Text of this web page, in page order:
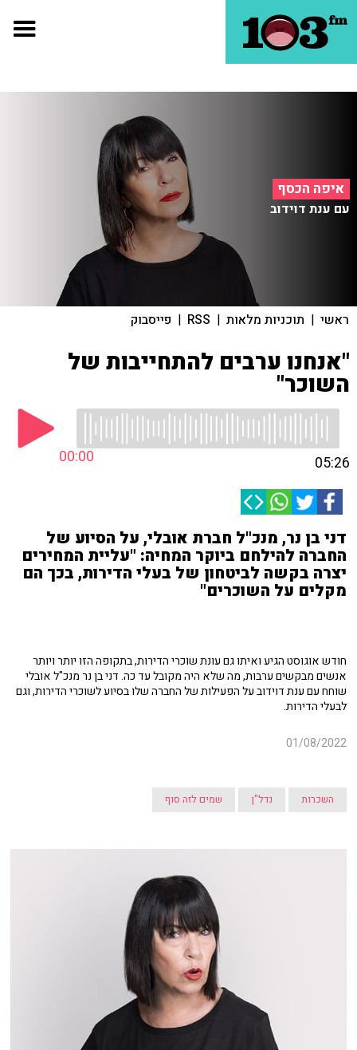
איפה הכסף
עם ענת דוידוב
ראשי | תוכניות מלאות |
RSS
| פייסבוק
"אנחנו ערבים להתחייבות של
השוכר"
00:00 05:26
דני בן נר, מנכ"ל חברת אובלי, על הסיוע של
החברה להילחם ביוקר המחיה: "עליית המחירים
יצרה בקשה לביטחון של בעלי הדירות, בכך הם
מקלים על השוכרים"
חודש אוגוסט הגיע ואיתו גם עונת שוכרי הדירות, בתקופה הזו יותר ויותר
אנשים מבקשים ערבות, מה שלא היה מקובל עד כה. דני בן נר מנכ"ל אובלי
שוחח עם ענת דוידוב על הפעילות של החברה שלו בסיוע לשוכרי הדירות, וגם
לבעלי הדירות.
01/08/2022
השכרות נדל"ן שמים לזה סוף